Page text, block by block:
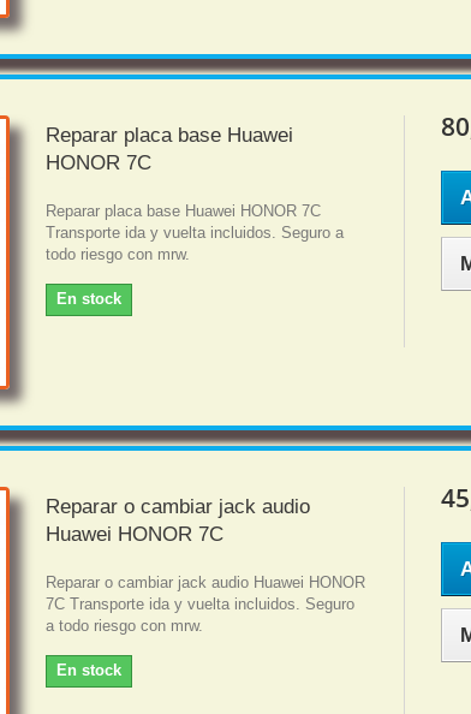
Reparar placa base Huawei
HONOR 7C
Reparar placa base Huawei HONOR 7C
Transporte ida y vuelta incluidos. Seguro a
todo riesgo con mrw.
En stock
Reparar o cambiar jack audio
Huawei HONOR 7C
Reparar o cambiar jack audio Huawei HONOR
7C Transporte ida y vuelta incluidos. Seguro
a todo riesgo con mrw.
En stock